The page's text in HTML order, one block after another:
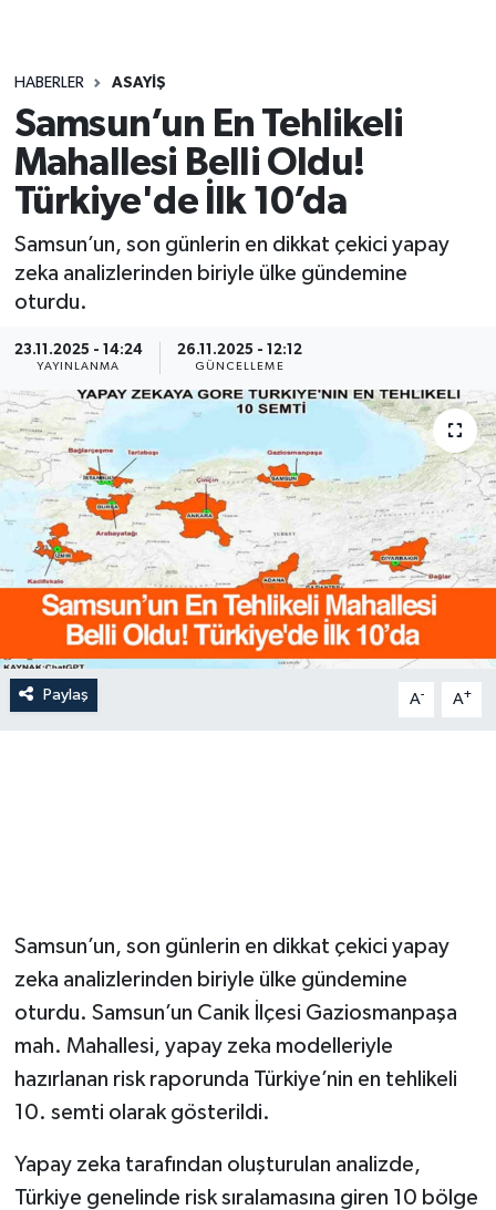
HABERLER ASAYIŞ
Samsun’un En Tehlikeli
Mahallesi Belli Oldu!
Türkiye'de İlk 10’da
Samsun’un, son günlerin en dikkat çekici yapay
zeka analizlerinden biriyle ülke gündemine
oturdu.
23.11.2025 - 14:24
YAYINLANMA
26.11.2025 - 12:12
GÜNCELLEME
Paylaş A- A+
Samsun’un, son günlerin en dikkat çekici yapay
zeka analizlerinden biriyle ülke gündemine
oturdu. Samsun’un Canik İlçesi Gaziosmanpaşa
mah. Mahallesi, yapay zeka modelleriyle
hazırlanan risk raporunda Türkiye’nin en tehlikeli
10. semti olarak gösterildi.
Yapay zeka tarafından oluşturulan analizde,
Türkiye genelinde risk sıralamasına giren 10 bölge